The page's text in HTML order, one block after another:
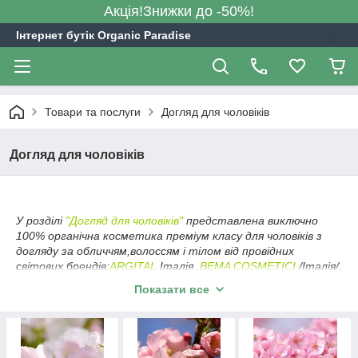
Акція!Знижки до -50%!
Інтернет бутік Organic Paradise
Товари та послуги Догляд для чоловіків
Догляд для чоловіків
У розділі "Догляд для чоловіків"представлена виключно
100% органічна косметика преміум класу для чоловіків з
догляду за обличчям,волоссям і тілом від провідних
світових брендів:ARGITAL Італія . BEMA COSMETICI /Італія/,
SANTAVERDE/
Всі представлені товари пройшли обов'язкову для
органічної продукції сертифікацію найавторитетніших
Показати все